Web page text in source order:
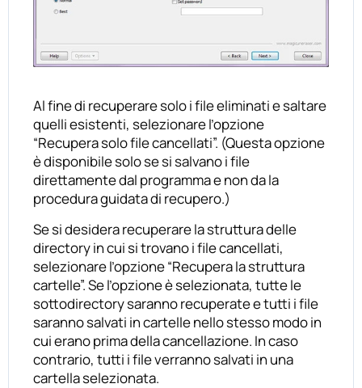
Al fine di recuperare solo i file eliminati e saltare
quelli esistenti, selezionare l’opzione
“Recupera solo file cancellati”. (Questa opzione
è disponibile solo se si salvano i file
direttamente dal programma e non da la
procedura guidata di recupero.)
Se si desidera recuperare la struttura delle
directory in cui si trovano i file cancellati,
selezionare l’opzione “Recupera la struttura
cartelle”. Se l’opzione è selezionata, tutte le
sottodirectory saranno recuperate e tutti i file
saranno salvati in cartelle nello stesso modo in
cui erano prima della cancellazione. In caso
contrario, tutti i file verranno salvati in una
cartella selezionata.